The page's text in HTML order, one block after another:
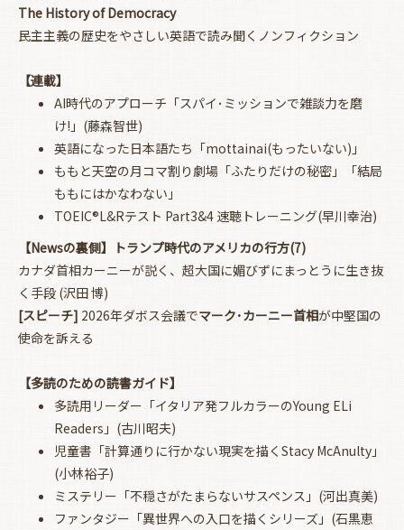
The History of Democracy
民主主義の歴史をやさしい英語で読み聞くノンフィクション
【連載】
AI時代のアプローチ「スパイ･ミッションで雑談力を磨
け!」(藤森智世)
英語になった日本語たち「mottainai(もったいない)」
ももと天空の月コマ割り劇場「ふたりだけの秘密」「結局
ももにはかなわない」
TOEIC®L&Rテスト Part3&4 速聴トレーニング(早川幸治)
【Newsの裏側】トランプ時代のアメリカの行方(7)
カナダ首相カーニーが説く、超大国に媚びずにまっとうに生き抜
く手段 (沢田 博)
[スピーチ] 2026年ダボス会議でマーク･カーニー首相が中堅国の
使命を訴える
【多読のための読書ガイド】
多読用リーダー「イタリア発フルカラーのYoung ELi
Readers」(古川昭夫)
児童書「計算通りに行かない現実を描くStacy McAnulty」
(小林裕子)
ミステリー「不穏さがたまらないサスペンス」(河出真美)
ファンタジー「異世界への入口を描くシリーズ」(石黒恵